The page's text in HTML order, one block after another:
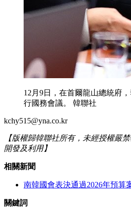
12月9日，在首爾龍山總統府
行國務會議。 韓聯社
kchy515@yna.co.kr
【版權歸韓聯社所有，未經授權嚴
開發及利用】
相關新聞
南韓國會表決通過2026年預算
關鍵詞